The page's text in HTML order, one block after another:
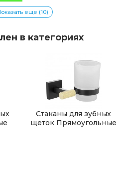
еще (10)
в категориях
Стаканы для зубных
щеток Прямоугольные